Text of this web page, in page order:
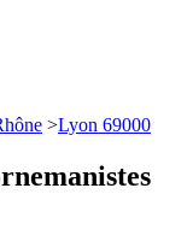
>Lyon 69000